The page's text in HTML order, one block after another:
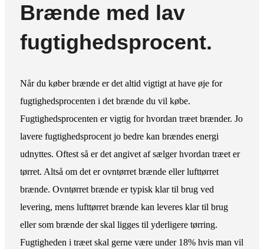
Brænde med lav
fugtighedsprocent.
Når du køber brænde er det altid vigtigt at have øje for
fugtighedsprocenten i det brænde du vil købe.
Fugtighedsprocenten er vigtig for hvordan træet brænder. Jo
lavere fugtighedsprocent jo bedre kan brændes energi
udnyttes. Oftest så er det angivet af sælger hvordan træet er
tørret. Altså om det er ovntørret brænde eller lufttørret
brænde. Ovntørret brænde er typisk klar til brug ved
levering, mens lufttørret brænde kan leveres klar til brug
eller som brænde der skal ligges til yderligere tørring.
Fugtigheden i træet skal gerne være under 18% hvis man vil